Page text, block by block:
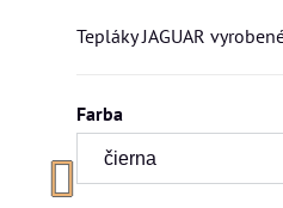
Tepláky JAGUAR
Farba